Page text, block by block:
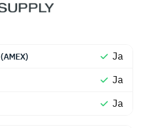
(AMEX)
Ja
Ja
Ja